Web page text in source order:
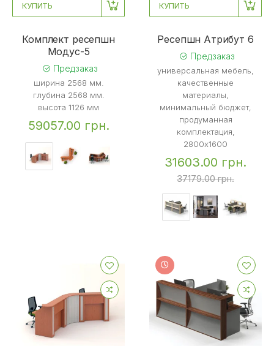
КУПИТЬ
Комплект ресепшн
Mодус-5
Предзаказ
ширина 2568 мм.
глубина 2568 мм.
высота 1126 мм
59057.00 грн.
КУПИТЬ
Ресепшн Атрибут 6
Предзаказ
универсальная мебель,
качественные
материалы,
минимальный бюджет,
продуманная
комплектация,
2800x1600
31603.00 грн.
37179.00 грн.